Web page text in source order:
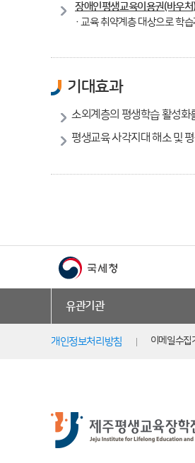
장애인평생교육이용권(바우처
· 교육 취약계층 대상으로 학
기대효과
소외계층의 평생학습 활성화
평생교육 사각지대 해소 및
유관기관
개인정보처리방침 이메일수집